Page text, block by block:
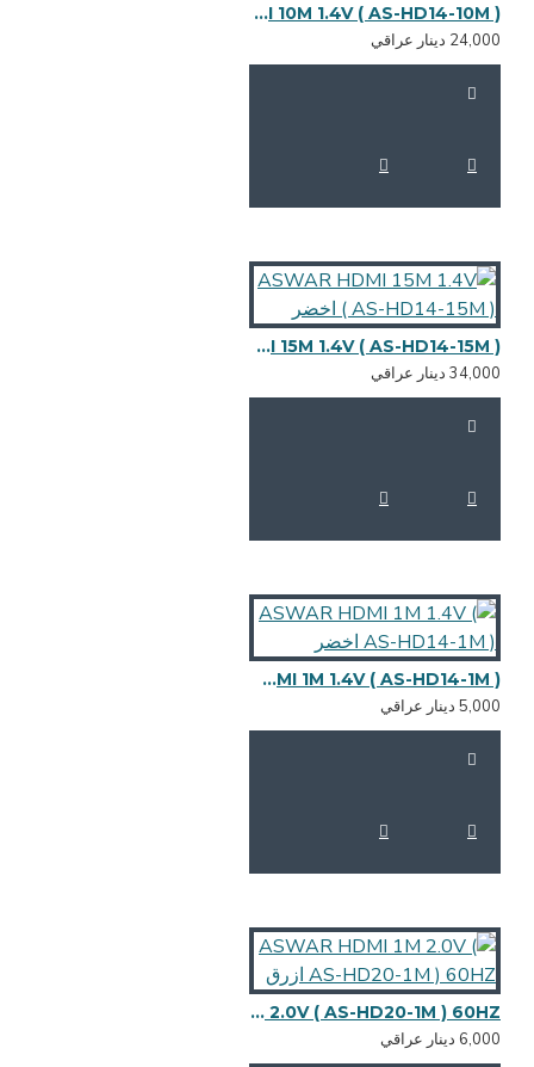
ASWAR HDMI 10M 1.4V ( AS-HD14-10M ) اخضر
دينار عراقي
ASWAR HDMI 15M 1.4V ( AS-HD14-15M ) اخضر
دينار عراقي
ASWAR HDMI 1M 1.4V ( AS-HD14-1M ) اخضر
دينار عراقي
ASWAR HDMI 1M 2.0V ( AS-HD20-1M ) 60HZ ازرق
دينار عراقي